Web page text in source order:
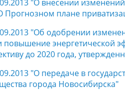
"О внесении
Прогнозном плане
"Об одобрении
энергетической
до 2020 года,
"О передаче в
города Новосибирска"